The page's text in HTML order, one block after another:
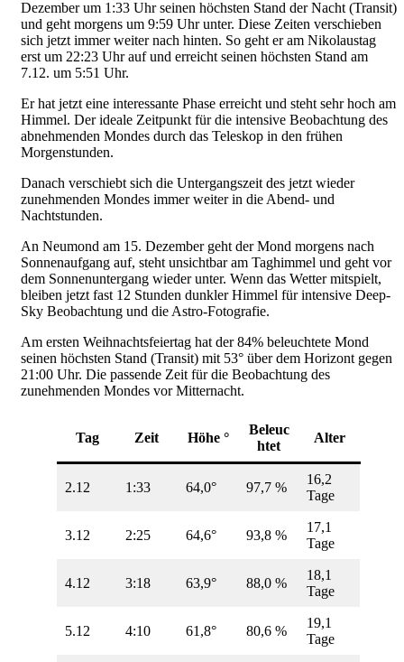
Dezember um 1:33 Uhr seinen höchsten Stand der Nacht (Transit)
und geht morgens um 9:59 Uhr unter. Diese Zeiten verschieben
sich jetzt immer weiter nach hinten. So geht er am Nikolaustag
erst um 22:23 Uhr auf und erreicht seinen höchsten Stand am
7.12. um 5:51 Uhr.
Er hat jetzt eine interessante Phase erreicht und steht sehr hoch am
Himmel. Der ideale Zeitpunkt für die intensive Beobachtung des
abnehmenden Mondes durch das Teleskop in den frühen
Morgenstunden.
Danach verschiebt sich die Untergangszeit des jetzt wieder
zunehmenden Mondes immer weiter in die Abend- und
Nachtstunden.
An Neumond am 15. Dezember geht der Mond morgens nach
Sonnenaufgang auf, steht unsichtbar am Taghimmel und geht vor
dem Sonnenuntergang wieder unter. Wenn das Wetter mitspielt,
bleiben jetzt fast 12 Stunden dunkler Himmel für intensive Deep-
Sky Beobachtung und die Astro-Fotografie.
Am ersten Weihnachtsfeiertag hat der 84% beleuchtete Mond
seinen höchsten Stand (Transit) mit 53° über dem Horizont gegen
21:00 Uhr. Die passende Zeit für die Beobachtung des
zunehmenden Mondes vor Mitternacht.
Tag Zeit Höhe °
Beleuc
htet
Alter
2.12 1:33 64,0° 97,7 %
16,2
Tage
3.12 2:25 64,6° 93,8 %
17,1
Tage
4.12 3:18 63,9° 88,0 %
18,1
Tage
5.12 4:10 61,8° 80,6 %
19,1
Tage